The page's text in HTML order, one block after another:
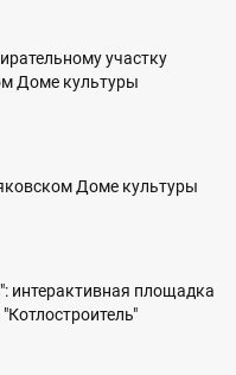
участку
Доме культуры
Доме культуры
интерактивная площадка